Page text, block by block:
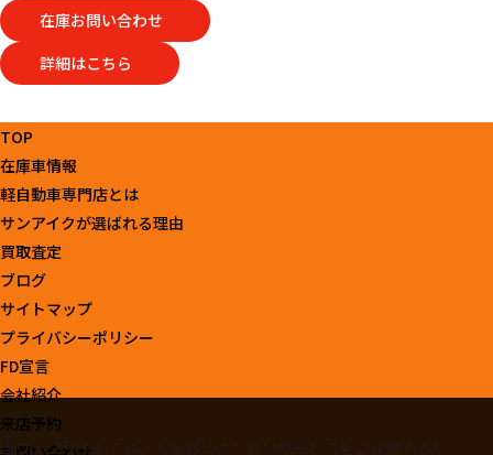
在庫お問い合わせ
詳細はこちら
TOP
在庫車情報
軽自動車専門店とは
サンアイクが選ばれる理由
買取査定
ブログ
サイトマップ
プライバシーポリシー
FD宣言
会社紹介
来店予約
当ウェブサイトでは、お客様により良いサービスをご提供するた